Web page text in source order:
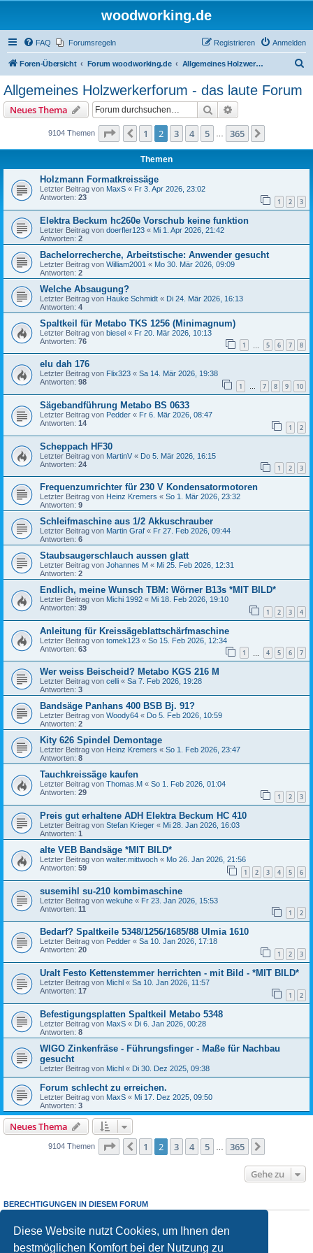
Diese Website nutzt Cookies, um Ihnen den
bestmöglichen Komfort bei der Nutzung zu
woodworking.de
FAQ Forumsregeln Anmelden
Registrieren
Foren-Übersicht Forum woodworking.de Allgemeines Holzwerkerforum - das laute Forum
Allgemeines Holzwerkerforum - das laute Forum
Neues Thema Suche
9104 Themen Seite von 365
Vorherige
1 2 3 4 5 365
Themen
Holzmann Formatkreissäge
Letzter Beitrag von MaxS « Fr 3. Apr 2026, 23:02
Antworten: 23 1 2 3
Elektra Beckum hc260e Vorschub keine funktion
Letzter Beitrag von doerfler123 « Mi 1. Apr 2026, 21:42
Antworten: 2
Bachelorrecherche, Arbeitstische: Anwender gesucht
Letzter Beitrag von William2001 « Mo 30. Mär 2026, 09:09
Antworten: 2
Welche Absaugung?
Letzter Beitrag von Hauke Schmidt « Di 24. Mär 2026, 16:13
Antworten: 4
Spaltkeil für Metabo TKS 1256 (Minimagnum)
Letzter Beitrag von biesel « Fr 20. Mär 2026, 10:13
Antworten: 76 1 5 6 7 8
elu dah 176
Letzter Beitrag von Flix323 « Sa 14. Mär 2026, 19:38
Antworten: 98 1 … 7 8 9 10
Sägebandführung Metabo BS 0633
Letzter Beitrag von Pedder « Fr 6. Mär 2026, 08:47
Antworten: 14 1 2
Scheppach HF30
Letzter Beitrag von MartinV « Do 5. Mär 2026, 16:15
Antworten: 24 1 2 3
Frequenzumrichter für 230 V Kondensatormotoren
Letzter Beitrag von Heinz Kremers « So 1. Mär 2026, 23:32
Antworten: 9
Schleifmaschine aus 1/2 Akkuschrauber
Letzter Beitrag von Martin Graf « Fr 27. Feb 2026, 09:44
Antworten: 6
Staubsaugerschlauch aussen glatt
Letzter Beitrag von Johannes M « Mi 25. Feb 2026, 12:31
Antworten: 2
Endlich, meine Wunsch TBM: Wörner B13s *MIT BILD*
Letzter Beitrag von Michi 1992 « Mi 18. Feb 2026, 19:10
Antworten: 39 1 2 3 4
Anleitung für Kreissägeblattschärfmaschine
Letzter Beitrag von tomek123 « So 15. Feb 2026, 12:34
Antworten: 63 1 4 5 6 7
Wer weiss Beischeid? Metabo KGS 216 M
Letzter Beitrag von celli « Sa 7. Feb 2026, 19:28
Antworten: 3
Bandsäge Panhans 400 BSB Bj. 91?
Letzter Beitrag von Woody64 « Do 5. Feb 2026, 10:59
Antworten: 2
Kity 626 Spindel Demontage
Letzter Beitrag von Heinz Kremers « So 1. Feb 2026, 23:47
Antworten: 8
Tauchkreissäge kaufen
Letzter Beitrag von Thomas.M « So 1. Feb 2026, 01:04
Antworten: 29 1 2 3
Preis gut erhaltene ADH Elektra Beckum HC 410
Letzter Beitrag von Stefan Krieger « Mi 28. Jan 2026, 16:03
Antworten: 1
alte VEB Bandsäge *MIT BILD*
Letzter Beitrag von walter.mittwoch « Mo 26. Jan 2026, 21:56
Antworten: 59 1 2 3 4 5 6
susemihl su-210 kombimaschine
Letzter Beitrag von wekuhe « Fr 23. Jan 2026, 15:53
Antworten: 11 1 2
Bedarf? Spaltkeile 5348/1256/1685/88 Ulmia 1610
Letzter Beitrag von Pedder « Sa 10. Jan 2026, 17:18
Antworten: 20 1 2 3
Uralt Festo Kettenstemmer herrichten - mit Bild - *MIT BILD*
Letzter Beitrag von Michl « Sa 10. Jan 2026, 11:57
Antworten: 17 1 2
Befestigungsplatten Spaltkeil Metabo 5348
Letzter Beitrag von MaxS « Di 6. Jan 2026, 00:28
Antworten: 8
WIGO Zinkenfräse - Führungsfinger - Maße für Nachbau
gesucht
Letzter Beitrag von Michl « Di 30. Dez 2025, 09:38
Forum schlecht zu erreichen.
Letzter Beitrag von MaxS « Mi 17. Dez 2025, 09:50
Antworten: 3
Neues Thema
9104 Themen Seite von 365
Vorherige
1 2 3 4 5 365
Gehe zu
BERECHTIGUNGEN IN DIESEM FORUM
Sie dürfenkeineAntworten zu Themen in diesem Forum erstellen.
Sie dürfen Ihre Beiträge in diesem Forumnicht ändern.
Sie dürfen Ihre Beiträge in diesem Forumnichtlöschen.